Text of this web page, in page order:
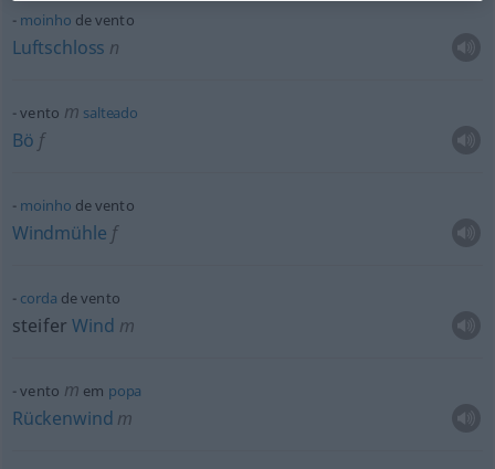
moinho de vento
Luftschloss n
vento m salteado
Bö f
moinho de vento
Windmühle f
corda de vento
steiferWind m
vento m em popa
Rückenwind m